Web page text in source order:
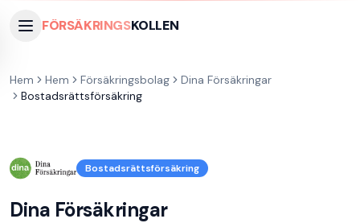
FÖRSÄKRINGSKOLLEN
Hem Hem Försäkringsbolag
Dina Försäkringar
Bostadsrättsförsäkring
Bostadsrättsförsäkring
Dina Försäkringar